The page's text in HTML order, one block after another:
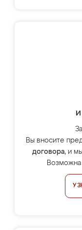
Вы вносите
договора, и
Возможна